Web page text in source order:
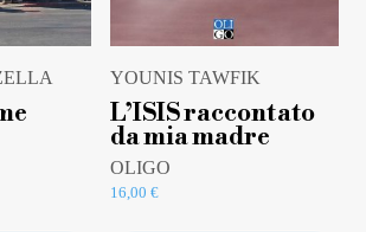
YOUNIS TAWFIK
L’ISIS raccontato
da mia madre
OLIGO
16,00€